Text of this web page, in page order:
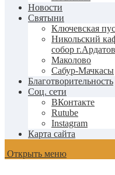
Новости
Святыни
Ключевская
Никольский
собор
Маколово
Сабур-Мачкасы
Благотворительность
Соц. сети
ВКонтакте
Rutube
Instagram
Карта сайта
Открыть меню